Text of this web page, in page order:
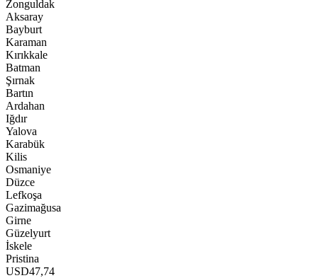
Zonguldak
Aksaray
Bayburt
Karaman
Kırıkkale
Batman
Şırnak
Bartın
Ardahan
Iğdır
Yalova
Karabük
Kilis
Osmaniye
Düzce
Lefkoşa
Gazimağusa
Girne
Güzelyurt
İskele
Pristina
USD47,74